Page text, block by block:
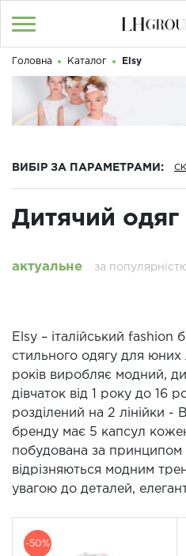
Увійти / Реєстрація
050 187 33 33
Графік роботи з 9:00 до 21:00
ПРО НАС
КОНТАКТИ
Доброго дня! Що Ви шукаєте?
Головна Каталог Elsy
ВИБІР ЗА ПАРАМЕТРАМИ:
Дитячий одяг
актуальне за
Elsy – італійський fashion
стильного одягу для
років виробляє модний,
дівчаток від 1 року до 16
розділений на 2 лінійки -
бренду має 5 капсул
побудована за
відрізняються модним
увагою до деталей,
-50%